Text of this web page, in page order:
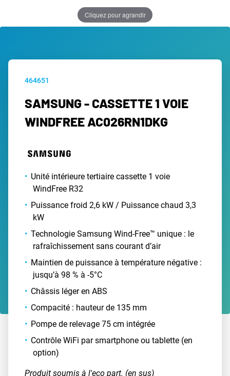
Cliquez pour agrandir
464651
SAMSUNG - CASSETTE 1 VOIE
WINDFREE AC026RN1DKG
Unité intérieure tertiaire cassette 1 voie
WindFree R32
Puissance froid 2,6 kW / Puissance chaud 3,3
kW
Technologie Samsung Wind-Free™ unique : le
rafraîchissement sans courant d’air
Maintien de puissance à température négative :
jusqu’à 98 % à -5°C
Châssis léger en ABS
Compacité : hauteur de 135 mm
Pompe de relevage 75 cm intégrée
Contrôle WiFi par smartphone ou tablette (en
option)
Produit soumis à l'eco part. (en sus)